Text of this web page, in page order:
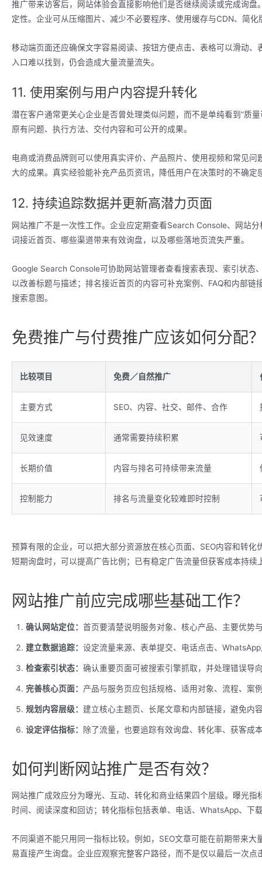
推广带来访客后，网站体验会直接影响他们是否继续阅读或完成询
定性。企业可从压缩图片、减少不必要程序、使用缓存与CDN、简
移动端页面还应确保文字容易阅读、按钮方便点击、表格可以滑动
入口难以找到，仍会造成大量流量流失。
11. 使用案例与用户内容提升转化
潜在客户通常更关心企业是否曾处理类似问题，而不是单纯看到“质
原有问题、执行方法、交付内容和可公开的成果。
电商或消费品牌则可以使用真实评价、产品照片、使用视频和常见
大的成果。真实经验能补充产品页资讯，降低用户在决策时的不确定
12. 持续追踪数据并更新高潜力页面
网站推广不是一次性工作。企业应定期查看Search Console、网站
词接近首页、哪些渠道带来有效询盘，以及哪些落地页流失严重。
Google Search Console可协助网站管理者查看搜索表现、索引状
以改善标题与描述；排名接近首页的内容可补充案例、FAQ和内部
搜索意图。
免费推广与付费推广应该如何分配
比较项目 免费／自然推广
主要方式 SEO、内容、社交、邮件、合作
见效速度 通常需要持续积累
长期价值 内容与排名可持续带来流量
控制能力 排名与流量变化较难即时控制
预算有限的企业，可以把大部分资源放在核心页面、SEO内容和转
短期询盘时，可以提高广告比例；已有稳定广告流量但获客成本持续
网站推广前应完成哪些基础工作？
确认网站定位： 首页要清楚说明服务对象、核心产品、主要优势
建立数据追踪： 设定流量来源、表单提交、电话点击、
检查索引状态： 确认重要页面可被搜索引擎抓取，并处理错误导
完善核心页面： 产品与服务页应包括规格、适用对象、流程、案
规划内容层级： 建立核心主题页、长尾文章和内部链接，避免内
设定评估指标： 除了流量，也要追踪有效询盘、转化率、获客成
如何判断网站推广是否有效？
网站推广成效应分为曝光、互动、转化和商业结果四个层级。曝光
时间、阅读深度和回访；转化指标包括表单、电话、WhatsApp、
不同渠道不能只用同一指标比较。例如，SEO文章可能在前期带来
易直接产生询盘。企业应观察完整客户路径，而不是仅以最后一次点